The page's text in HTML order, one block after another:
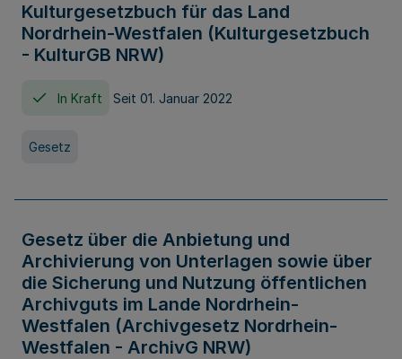
Kulturgesetzbuch für das Land
Nordrhein-Westfalen (Kulturgesetzbuch
- KulturGB NRW)
In Kraft Seit 01. Januar 2022
Gesetz
Gesetz über die Anbietung und
Archivierung von Unterlagen sowie über
die Sicherung und Nutzung öffentlichen
Archivguts im Lande Nordrhein-
Westfalen (Archivgesetz Nordrhein-
Westfalen - ArchivG NRW)